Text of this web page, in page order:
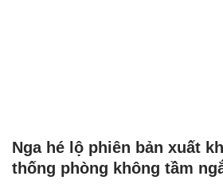
Nga hé lộ phiên bản xuất
thống phòng không tầm